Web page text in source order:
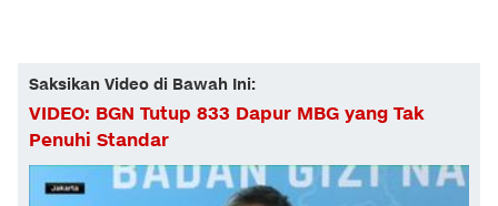
Saksikan Video di Bawah Ini:
VIDEO: BGN Tutup 833 Dapur MBG yang Tak
Penuhi Standar